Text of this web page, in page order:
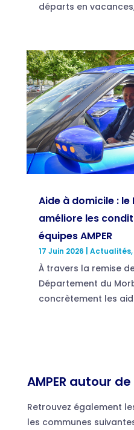
départs en
Aide à domicile :
améliore les
équipes AMPER
17 Juin 2026 Actualités,
À travers la remise
Département du
concrètement les
AMPER autour
Retrouvez également
les communes